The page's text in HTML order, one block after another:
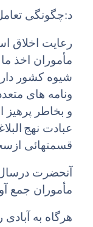
د:چگونگی
رعایت اخلاق
مأموران اخذ
شیوه کشور
ونامه های
و بخاطر
عبادت نهج
قسمتهائی
مأموران جمع
هرگاه به